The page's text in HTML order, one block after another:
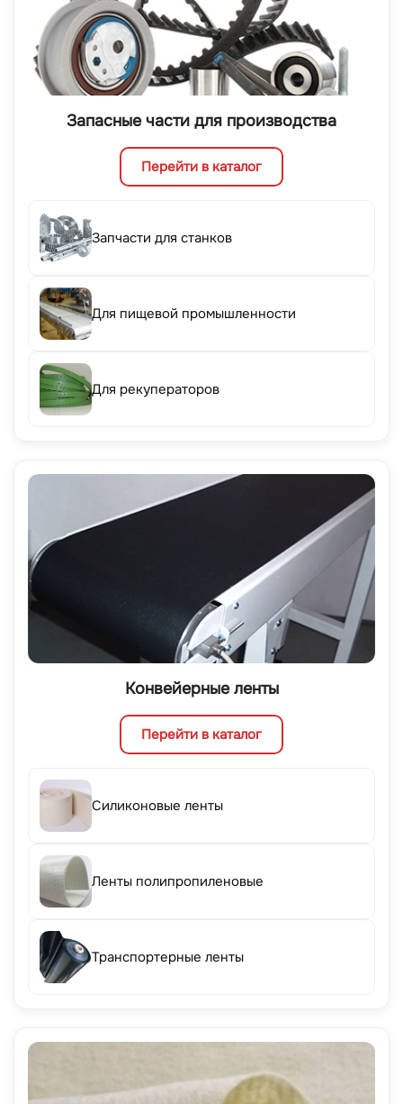
Запасные части для производства
Перейти в каталог
Запчасти для станков
Для пищевой промышленности
Для рекуператоров
Конвейерные ленты
Перейти в каталог
Силиконовые ленты
Ленты полипропиленовые
Транспортерные ленты